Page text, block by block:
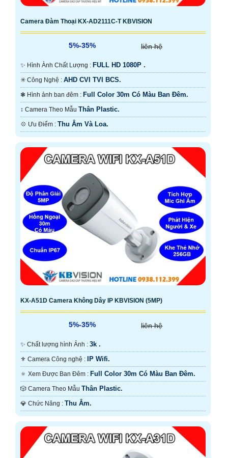
Camera Đàm Thoại KX-AD2111C-T KBVISION
5%-35% liên hệ
✨ Hình Ành Chất Lượng : FULL HD 1080P .
✳️ Công Nghệ : AHD CVI TVI BCS.
❃ Hình ảnh ban đêm : Full Color 30m Có Màu Ban Ðêm.
↕️ Camera Theo Mẫu Thân Plastic.
️💠 Ưu Điểm : Thu Âm Và Loa.
KX-A51D Camera Không Dây IP KBVISION (5MP)
5%-35% liên hệ
✨ Chất lượng hình Ảnh : 3k .
⚜️ Camera Công nghệ : IP Wifi.
🔅 Xem Được Ban Đêm : Full Color 30m Có Màu Ban Ðêm.
🎲 Camera Theo Mẫu Thân Plastic.
️💎 Chức Năng : Thu Âm.